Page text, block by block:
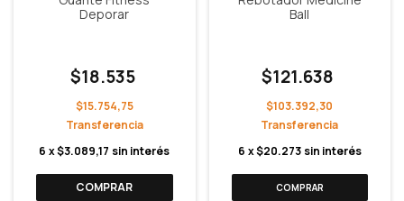
Deporar
$18.535
$15.754,75
6 x$3.089,17 sin interés
COMPRAR
Ball
$121.638
$103.392,30
6 x$20.273 sin interés